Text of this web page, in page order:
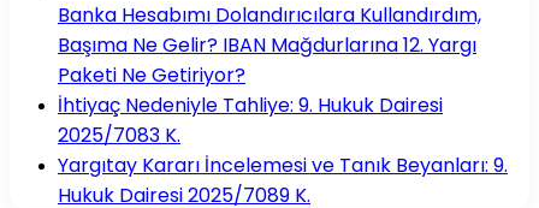
Banka Hesabımı Dolandırıcılara Kullandırdım,
Başıma Ne Gelir? IBAN Mağdurlarına 12. Yargı
Paketi Ne Getiriyor?
İhtiyaç Nedeniyle Tahliye: 9. Hukuk Dairesi
2025/7083 K.
Yargıtay Kararı İncelemesi ve Tanık Beyanları: 9.
Hukuk Dairesi 2025/7089 K.